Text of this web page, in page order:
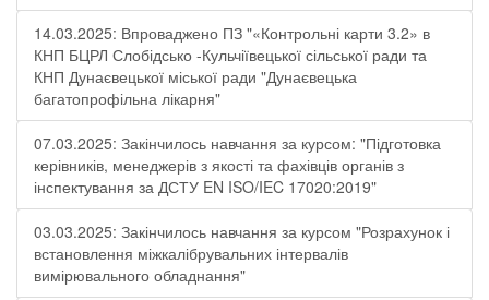
14.03.2025: Впроваджено ПЗ "«Контрольні карти 3.2» в
КНП БЦРЛ Слобідсько -Кульчіївецької сільської ради та
КНП Дунаєвецької міської ради "Дунаєвецька
багатопрофільна лікарня"
07.03.2025: Закінчилось навчання за курсом: "Підготовка
керівників, менеджерів з якості та фахівців органів з
інспектування за ДСТУ EN ISO/IEC 17020:2019"
03.03.2025: Закінчилось навчання за курсом "Розрахунок і
встановлення міжкалібрувальних інтервалів
вимірювального обладнання"